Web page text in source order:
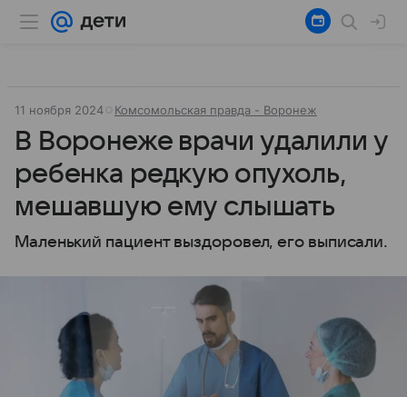
11 ноября 2024 Комсомольская правда - Воронеж
В Воронеже врачи удалили у
ребенка редкую опухоль,
мешавшую ему слышать
Маленький пациент выздоровел, его выписали.